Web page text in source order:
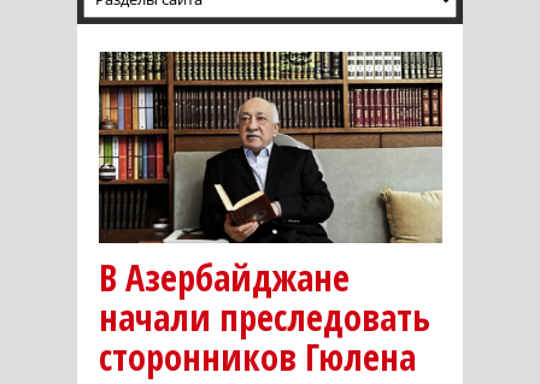
В Азербайджане
начали преследовать
сторонников Гюлена